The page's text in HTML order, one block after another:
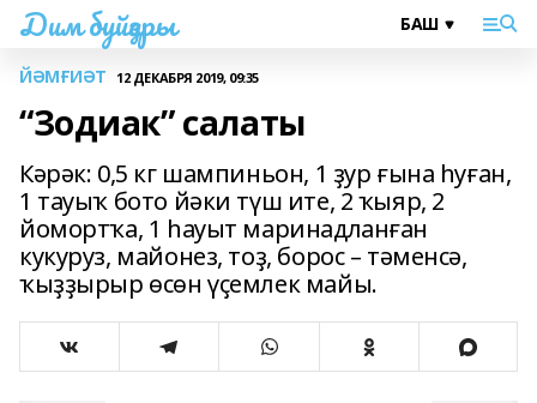
Дим буйҙары
ЙӘМҒИӘТ 12 ДЕКАБРЯ 2019, 09:35
“Зодиак” салаты
Кәрәк: 0,5 кг шампиньон, 1 ҙур ғына һуған,
1 тауыҡ бото йәки түш ите, 2 ҡыяр, 2
йомортҡа, 1 һауыт маринадланған
кукуруз, майонез, тоҙ, борос – тәменсә,
ҡыҙҙырыр өсөн үҫемлек майы.